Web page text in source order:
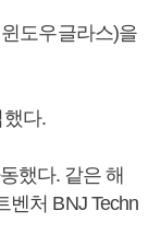
도우글라스)을
다.
했다. 같은 해
벤처 BNJ Techn